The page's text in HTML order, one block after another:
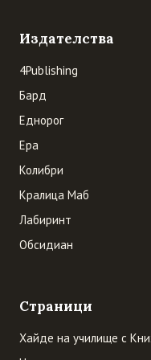
Издателства
4Publishing
Бард
Еднорог
Ера
Колибри
Кралица Маб
Лабиринт
Обсидиан
Страници
Хайде на училище с